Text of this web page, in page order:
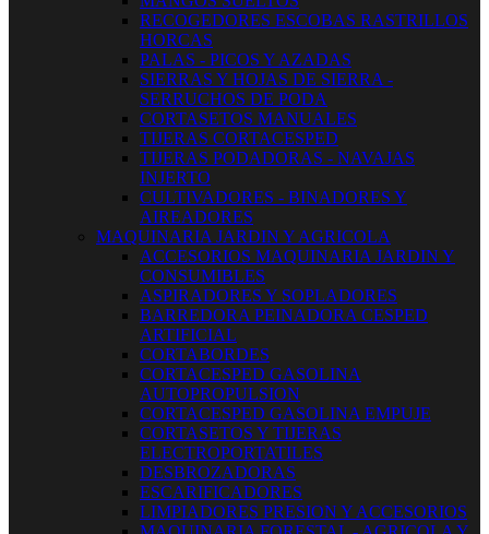
RECOGEDORES ESCOBAS RASTRILLOS
HORCAS
PALAS - PICOS Y AZADAS
SIERRAS Y HOJAS DE SIERRA -
SERRUCHOS DE PODA
CORTASETOS MANUALES
TIJERAS CORTACESPED
TIJERAS PODADORAS - NAVAJAS
INJERTO
CULTIVADORES - BINADORES Y
AIREADORES
MAQUINARIA JARDIN Y AGRICOLA
ACCESORIOS MAQUINARIA JARDIN Y
CONSUMIBLES
ASPIRADORES Y SOPLADORES
BARREDORA PEINADORA CESPED
ARTIFICIAL
CORTABORDES
CORTACESPED GASOLINA
AUTOPROPULSION
CORTACESPED GASOLINA EMPUJE
CORTASETOS Y TIJERAS
ELECTROPORTATILES
DESBROZADORAS
ESCARIFICADORES
LIMPIADORES PRESION Y ACCESORIOS